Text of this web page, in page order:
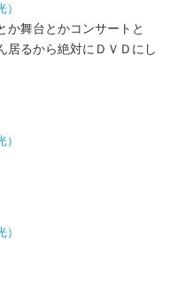
舞台とかコンサートと
居るから絶対にＤＶＤにし